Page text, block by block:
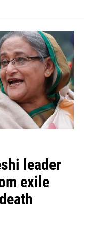
leader
exile